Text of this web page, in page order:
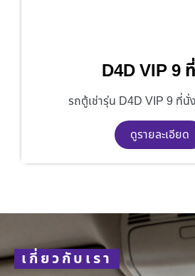
D4D VIP 9
รถตู้เช่ารุ่น D4D VIP 9 ที่นั่
ดูรายละเอียด
เกี่ยวกับเรา